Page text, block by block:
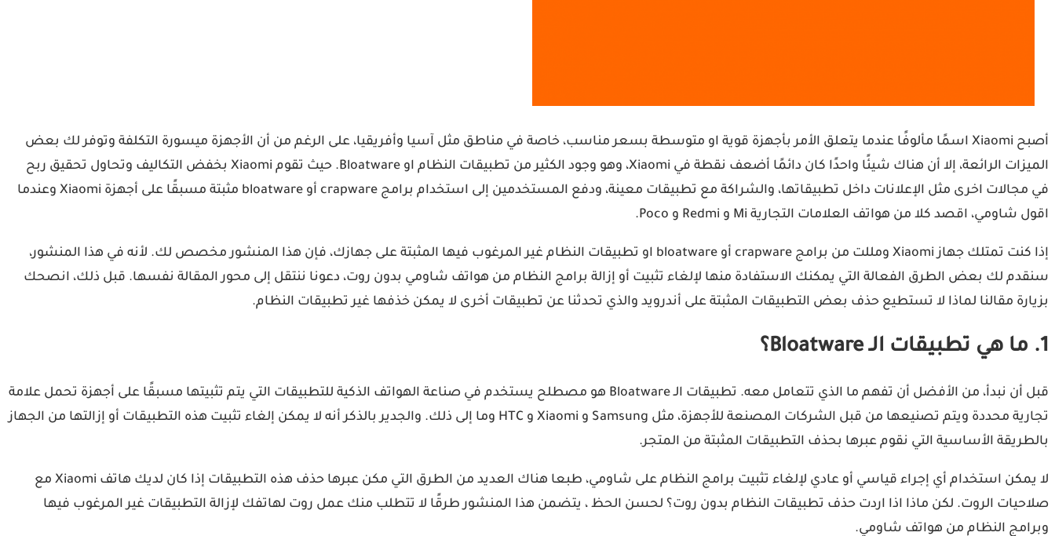
أصبح Xiaomi اسمًا مألوفًا عندما يتعلق الأمر بأجهزة قوية او متوسطة بسعر مناسب، خاصة في مناطق مثل آسيا وأفريقيا، على الرغم من أن الأجهزة ميسورة التكلفة وتوفر لك بعض
الميزات الرائعة، إلا أن هناك شيئًا واحدًا كان دائمًا أضعف نقطة في Xiaomi، وهو وجود الكثير من تطبيقات النظام او Bloatware. حيث تقوم Xiaomi بخفض التكاليف وتحاول تحقيق ربح
في مجالات اخرى مثل الإعلانات داخل تطبيقاتها، والشراكة مع تطبيقات معينة، ودفع المستخدمين إلى استخدام برامج crapware أو bloatware مثبتة مسبقًا على أجهزة Xiaomi وعندما
اقول شاومي، اقصد كلا من هواتف العلامات التجارية Mi و Redmi و Poco.
إذا كنت تمتلك جهاز Xiaomi ومللت من برامج crapware أو bloatware او تطبيقات النظام غير المرغوب فيها المثبتة على جهازك، فإن هذا المنشور مخصص لك. لأنه في هذا المنشور،
سنقدم لك بعض الطرق الفعالة التي يمكنك الاستفادة منها لإلغاء تثبيت أو إزالة برامج النظام من هواتف شاومي بدون روت، دعونا ننتقل إلى محور المقالة نفسها. قبل ذلك، انصحك
بزيارة مقالنا لماذا لا تستطيع حذف بعض التطبيقات المثبتة على أندرويد والذي تحدثنا عن تطبيقات أخرى لا يمكن خذفها غير تطبيقات النظام.
1. ما هي تطبيقات الـ Bloatware؟
قبل أن نبدأ، من الأفضل أن تفهم ما الذي تتعامل معه. تطبيقات الـ Bloatware هو مصطلح يستخدم في صناعة الهواتف الذكية للتطبيقات التي يتم تثبيتها مسبقًا على أجهزة تحمل علامة
تجارية محددة ويتم تصنيعها من قبل الشركات المصنعة للأجهزة، مثل Samsung و Xiaomi و HTC وما إلى ذلك. والجدير بالذكر أنه لا يمكن إلغاء تثبيت هذه التطبيقات أو إزالتها من الجهاز
بالطريقة الأساسية التي نقوم عبرها بحذف التطبيقات المثبتة من المتجر.
لا يمكن استخدام أي إجراء قياسي أو عادي لإلغاء تثبيت برامج النظام على شاومي، طبعا هناك العديد من الطرق التي مكن عبرها حذف هذه التطبيقات إذا كان لديك هاتف Xiaomi مع
صلاحيات الروت. لكن ماذا اذا اردت حذف تطبيقات النظام بدون روت؟ لحسن الحظ ، يتضمن هذا المنشور طرقًا لا تتطلب منك عمل روت لهاتفك لإزالة التطبيقات غير المرغوب فيها
وبرامج النظام من هواتف شاومي.